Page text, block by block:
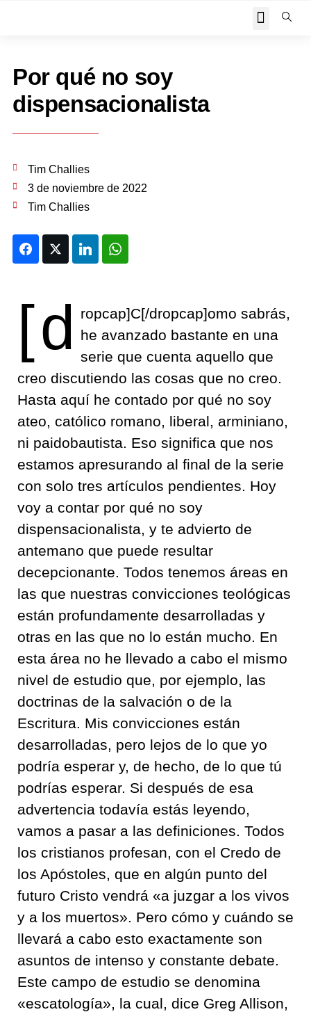
Por qué no soy
dispensacionalista
Tim Challies
3 de noviembre de 2022
Tim Challies
FacebookTwitter LinkedIn
[d
ropcap]C[/dropcap]omo sabrás,
he avanzado bastante en una
serie que cuenta aquello que
creo discutiendo las cosas que no creo.
Hasta aquí he contado por qué no soy
ateo, católico romano, liberal, arminiano,
ni paidobautista. Eso significa que nos
estamos apresurando al final de la serie
con solo tres artículos pendientes. Hoy
voy a contar por qué no soy
dispensacionalista, y te advierto de
antemano que puede resultar
decepcionante. Todos tenemos áreas en
las que nuestras convicciones teológicas
están profundamente desarrolladas y
otras en las que no lo están mucho. En
esta área no he llevado a cabo el mismo
nivel de estudio que, por ejemplo, las
doctrinas de la salvación o de la
Escritura. Mis convicciones están
desarrolladas, pero lejos de lo que yo
podría esperar y, de hecho, de lo que tú
podrías esperar. Si después de esa
advertencia todavía estás leyendo,
vamos a pasar a las definiciones. Todos
los cristianos profesan, con el Credo de
los Apóstoles, que en algún punto del
futuro Cristo vendrá «a juzgar a los vivos
y a los muertos». Pero cómo y cuándo se
llevará a cabo esto exactamente son
asuntos de intenso y constante debate.
Este campo de estudio se denomina
«escatología», la cual, dice Greg Allison,